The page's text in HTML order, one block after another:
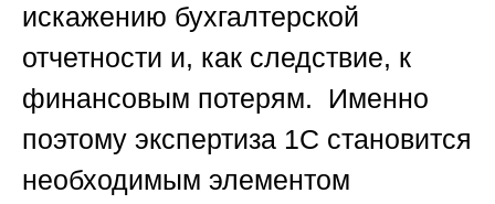
искажению бухгалтерской
отчетности и, как следствие, к
финансовым потерям. Именно
поэтому экспертиза 1С становится
необходимым элементом